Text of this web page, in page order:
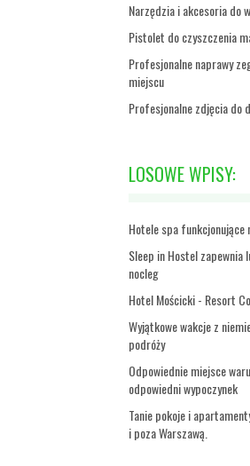
Narzędzia i akcesoria do
Pistolet do czyszczenia
Profesjonalne naprawy
miejscu
Profesjonalne zdjęcia do
LOSOWE WPISY:
Hotele spa funkcjonujące
Sleep in Hostel zapewnia
nocleg
Hotel Mościcki - Resort
Wyjątkowe wakcje z
podróży
Odpowiednie miejsce
odpowiedni wypoczynek
Tanie pokoje i
i poza Warszawą.